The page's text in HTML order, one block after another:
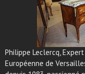
Philippe Leclercq,
Européenne de